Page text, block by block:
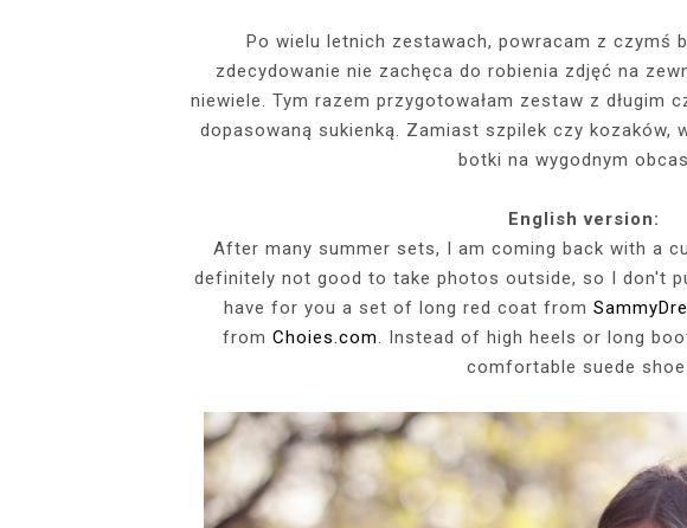
EVENTS
INSIDE HER FRAME - MY NEW
SENSUAL PHOTOBOOK
SZARY TOP, KRÓTKA SKÓRZANA
SPÓDNICZKA, CZARNE
KTÓRYMI PRAGNĘ SIĘ Z WAMI
PODZIELIĆ
GDZIE POWSTAJĄ MOJE
BUDUAROWE SESJE + 100 ZŁ DO
AIRBNB
BIAŁY SPORTOWY STANIK,
CZARNE LEGGINSY I
Po wielu letnich zestawach, powracam z czymś
zdecydowanie nie zachęca do robienia zdjęć na
niewiele. Tym razem przygotowałam zestaw z długim
dopasowaną sukienką. Zamiast szpilek czy kozaków,
botki na wygodnym
English version:
After many summer sets, I am coming back with a
definitely not good to take photos outside, so I don't
have for you a set of long red coat from
from Choies.com. Instead of high heels or long
comfortable suede